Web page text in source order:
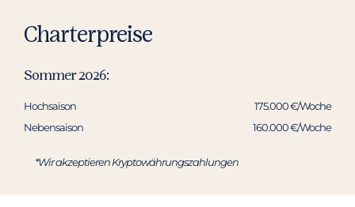
Charterpreise
Sommer 2026:
Hochsaison
175.000 €/Woche
Nebensaison
160.000 €/Woche
*Wir akzeptieren Kryptowährungszahlungen